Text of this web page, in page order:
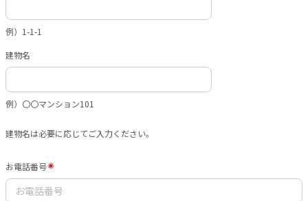
例）1-1-1
建物名
例）〇〇マンション101
建物名は必要に応じてご入力ください。
お電話番号